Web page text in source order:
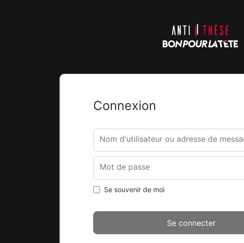
Connexion
Nom d'utilisateur ou adresse de
Mot de passe
Se souvenir de moi